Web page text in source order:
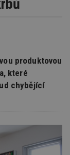
produktovou
které
chybějící